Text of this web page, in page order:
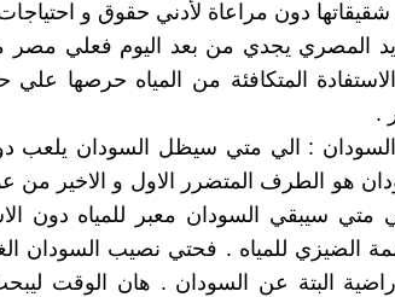
دون مراعاة لأدني حقوق و احتياجات
المصري يجدي من بعد اليوم فعلي مصر
المتكافئة من المياه حرصها علي
.
السودان : الي متي سيظل السودان يلعب
هو الطرف المتضرر الاول و الاخير من
متي سيبقي السودان معبر للمياه دون
الضيزي للمياه . فحتي نصيب السودان
البتة عن السودان . هان الوقت